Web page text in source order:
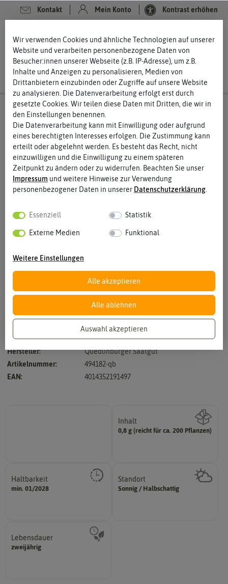
Kontakt Mein Konto Kontrast erhöhen
Vergrößern durch berühren
Zweijährig - Höhe bis 120 cm
Hersteller:
Quedlinburger Saatgut
Artikelnummer:
494182-qb
EAN:
4014352191497
Inhalt
0,8 g (reicht für ca. 200 Pflanzen)
Wie viel ist enthalten
Haltbarkeit
min. 01/2028
und Pflanzgut sehr gut keimen
sollte.
Standort
Sonnig / Halbschattig
Pflanze? (schattig, halbschattig,
sonnig, vollsonnig)
Lebensdauer
zweijährig
einjährig, zweijährig oder
mehrjährig.
Wir verwenden Cookies und ähnliche Technologien auf unserer
Website und verarbeiten personenbezogene Daten von
Besucher:innen unserer Webseite (z.B. IP-Adresse), um z.B.
Inhalte und Anzeigen zu personalisieren, Medien von
Drittanbietern einzubinden oder Zugriffe auf unsere Website
zu analysieren. Die Datenverarbeitung erfolgt erst durch
gesetzte Cookies. Wir teilen diese Daten mit Dritten, die wir in
den Einstellungen benennen.
Die Datenverarbeitung kann mit Einwilligung oder aufgrund
eines berechtigten Interesses erfolgen. Die Zustimmung kann
erteilt oder abgelehnt werden. Es besteht das Recht, nicht
einzuwilligen und die Einwilligung zu einem späteren
Zeitpunkt zu ändern oder zu widerrufen. Beachten Sie unser
Impressum und weitere Hinweise zur Verwendung
personenbezogener Daten in unserer Daten­schutz­erklärung.
Essenziell Statistik
Externe Medien Funktional
Weitere Einstellungen
Alle akzeptieren
Alle ablehnen
Auswahl akzeptieren